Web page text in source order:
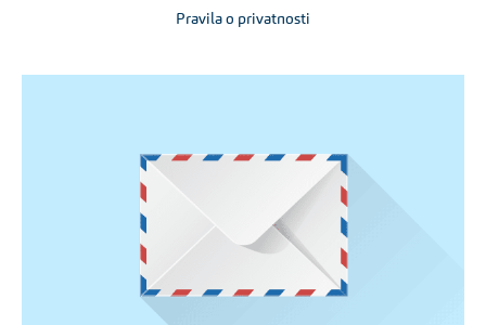
Pravila o privatnosti